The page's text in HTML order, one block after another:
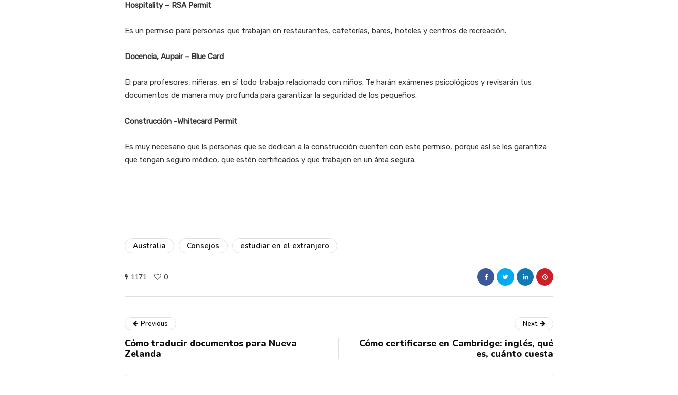
Hospitality – RSA Permit
Es un permiso para personas que trabajan en restaurantes, cafeterías, bares, hoteles y centros de recreación.
Docencia, Aupair – Blue Card
El para profesores, niñeras, en sí todo trabajo relacionado con niños. Te harán exámenes psicológicos y revisarán tus
documentos de manera muy profunda para garantizar la seguridad de los pequeños.
Construcción -Whitecard Permit
Es muy necesario que ls personas que se dedican a la construcción cuenten con este permiso, porque así se les garantiza
que tengan seguro médico, que estén certificados y que trabajen en un área segura.
Australia Consejos estudiar en el extranjero
1171 0
Previous
Cómo traducir documentos para Nueva
Zelanda
Next
Cómo certificarse en Cambridge: inglés, qué
es, cuánto cuesta